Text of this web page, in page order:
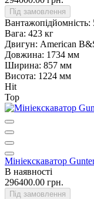
Під замовлення
Вантажопідйомність:
Вага: 423 кг
Двигун: American
Довжина: 1734 мм
Ширина: 857 мм
Висота: 1224 мм
Hit
Top
Мініекскаватор
В наявності
296400.00 грн.
Під замовлення